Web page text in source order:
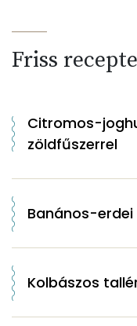
Friss
Citromos-
zöldfűszerrel
Banános-
Kolbászos